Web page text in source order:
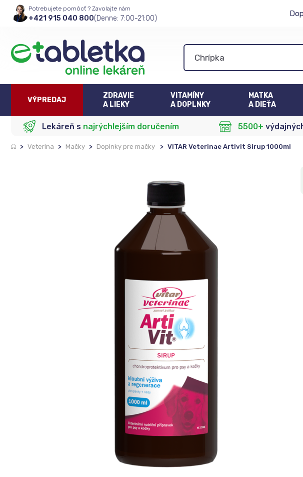
Potrebujete pomôcť ? Zavolajte nám
+421 915 040 800(Denne: 7:00-21:00)
VÝPREDAJ
ZDRAVIE
A LIEKY
VITAMÍNY
A DOPLNKY
MATKA
A DIEŤA
Lekáreň s najrýchlejším doručením 5500+
> Veterina > Mačky > Doplnky pre mačky > VITAR Veterinae Artivit Sirup 1000ml